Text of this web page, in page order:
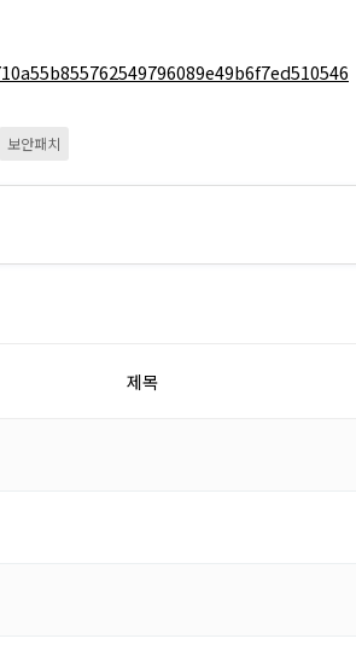
보안패치
제목